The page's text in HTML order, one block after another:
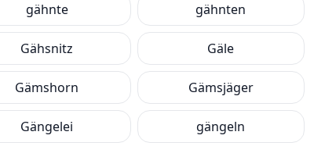
gähnte gähnten
Gähsnitz Gäle
Gämshorn Gämsjäger
Gängelei gängeln